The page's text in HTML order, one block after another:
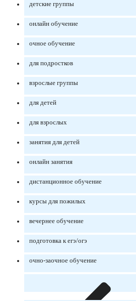
детские группы
онлайн обучение
очное обучение
для подростков
взрослые группы
для детей
для взрослых
занятия для детей
онлайн занятия
дистанционное обучение
курсы для пожилых
вечернее обучение
подготовка к егэ/огэ
очно-заочное обучение